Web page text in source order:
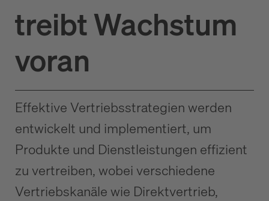
treibt Wachstum
voran
Effektive Vertriebsstrategien werden
entwickelt und implementiert, um
Produkte und Dienstleistungen effizient
zu vertreiben, wobei verschiedene
Vertriebskanäle wie Direktvertrieb,